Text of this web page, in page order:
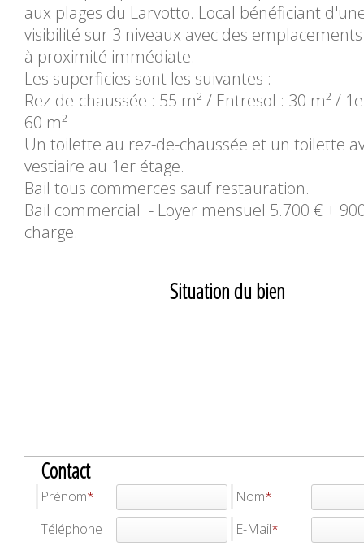
aux plages du Larvotto. Local bénéficiant
visibilité sur 3 niveaux avec des
à proximité immédiate.
Les superficies sont les suivantes :
Rez-de-chaussée : 55 m² / Entresol : 30 m² /
60 m²
Un toilette au rez-de-chaussée et un toilette
vestiaire au 1er étage.
Bail tous commerces sauf restauration.
Bail commercial - Loyer mensuel 5.700 € +
charge.
Situation du bien
Contact
Prénom
Nom
Téléphone
E-Mail